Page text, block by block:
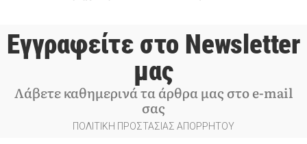
Εγγραφείτε στο Newsletter
μας
Λάβετε καθημερινά τα άρθρα μας στο e-mail
σας
ΠΟΛΙΤΙΚΗ ΠΡΟΣΤΑΣΙΑΣ ΑΠΟΡΡΗΤΟΥ